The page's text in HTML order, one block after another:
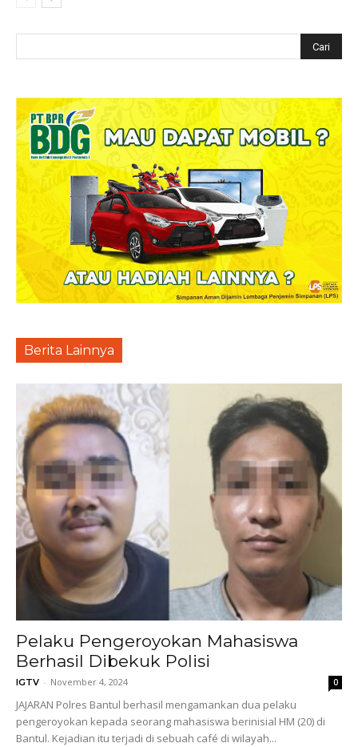
Berita Lainnya
Pelaku Pengeroyokan Mahasiswa
Berhasil Dibekuk Polisi
IGTV - November 4, 2024 0
JAJARAN Polres Bantul berhasil mengamankan dua pelaku
pengeroyokan kepada seorang mahasiswa berinisial HM (20) di
Bantul. Kejadian itu terjadi di sebuah café di wilayah...